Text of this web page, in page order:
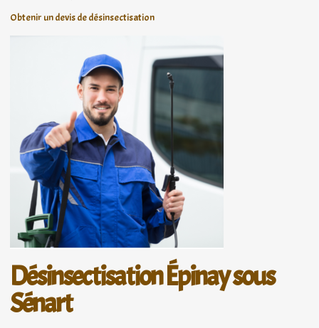
Obtenir un devis de désinsectisation
Désinsectisation Épinay sous
Sénart